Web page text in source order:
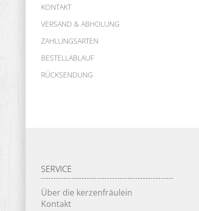
KONTAKT
VERSAND & ABHOLUNG
ZAHLUNGSARTEN
BESTELLABLAUF
RÜCKSENDUNG
SERVICE
Über die kerzenfräulein
Kontakt